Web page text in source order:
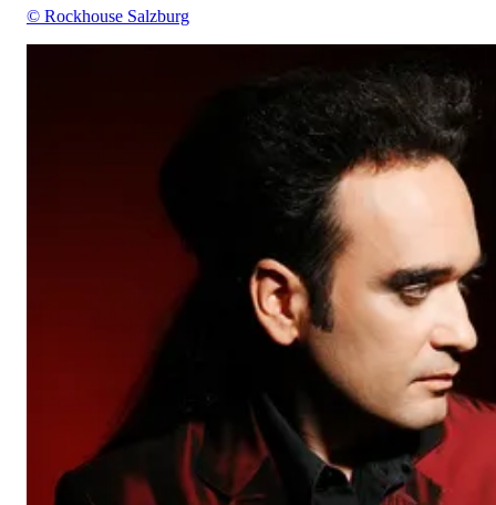
© Rockhouse Salzburg